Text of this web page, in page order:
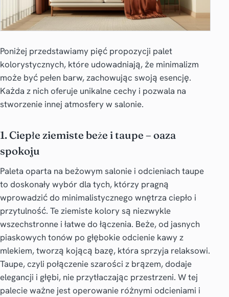
Poniżej przedstawiamy pięć propozycji palet
kolorystycznych, które udowadniają, że minimalizm
może być pełen barw, zachowując swoją esencję.
Każda z nich oferuje unikalne cechy i pozwala na
stworzenie innej atmosfery w salonie.
1. Ciepłe ziemiste beże i taupe – oaza
spokoju
Paleta oparta na beżowym salonie i odcieniach taupe
to doskonały wybór dla tych, którzy pragną
wprowadzić do minimalistycznego wnętrza ciepło i
przytulność. Teziemiste kolorysą niezwykle
wszechstronne i łatwe do łączenia. Beże, od jasnych
piaskowych tonów po głębokie odcienie kawy z
mlekiem, tworzą kojącą bazę, która sprzyja relaksowi.
Taupe, czyli połączenie szarości z brązem, dodaje
elegancji i głębi, nie przytłaczając przestrzeni. W tej
palecie ważne jest operowanie różnymi odcieniami i